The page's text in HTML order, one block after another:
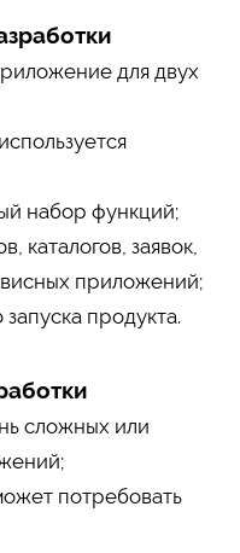
для двух
набор функций;
каталогов, заявок,
приложений;
продукта.
сложных или
потребовать